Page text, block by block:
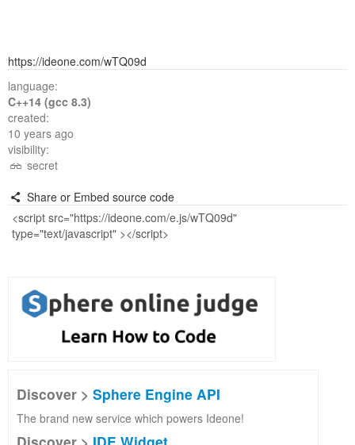
https://ideone.com/wTQ09d
language:
C++14 (gcc 8.3)
created:
10 years ago
visibility:
secret
Share or Embed source code
Discover > Sphere Engine API
The brand new service which powers Ideone!